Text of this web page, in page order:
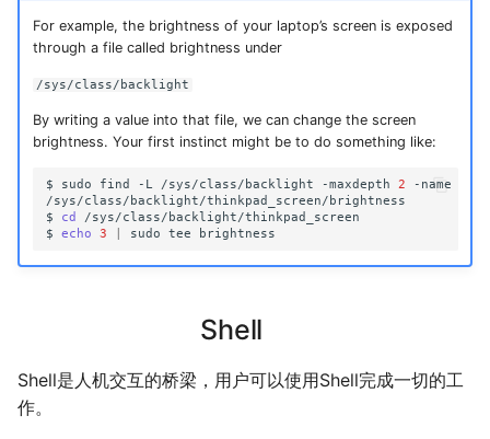
For example, the brightness of your laptop’s screen is exposed
through a file called brightness under
/sys/class/backlight
By writing a value into that file, we can change the screen
brightness. Your first instinct might be to do something like:
$ sudo find -L /sys/class/backlight -maxdepth 2 -name
/sys/class/backlight/thinkpad_screen/brightness
$
cd
/sys/class/backlight/thinkpad_screen
$
echo 3 sudo tee
Shell
Shell是人机交互的桥梁，用户可以使用Shell完成一切的工
作。